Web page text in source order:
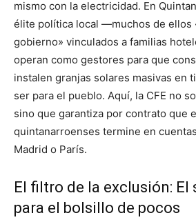
mismo con la electricidad. En
élite política local —muchos de ellos
gobierno» vinculados a familias
operan como gestores para que
instalen granjas solares masivas en
ser para el pueblo. Aquí, la CFE no
sino que garantiza por contrato que
quintanarroenses termine en
Madrid o París.
El filtro de la exclusión: El
para el bolsillo de pocos